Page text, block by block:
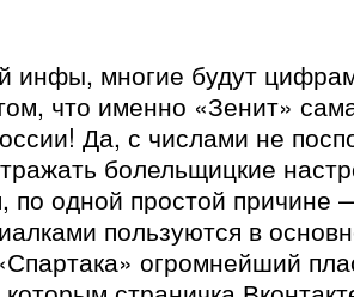
инфы, многие будут
что именно «Зенит»
Да, с числами не
болельщицкие
по одной простой причине
пользуются в
огромнейший